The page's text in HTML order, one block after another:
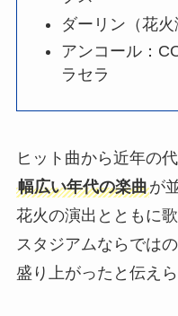
ダーリン（花
アンコール：
ラセラ
ヒット曲から近年の代
幅広い年代の楽曲が
花火の演出とともに
スタジアムならでは
盛り上がったと伝えら